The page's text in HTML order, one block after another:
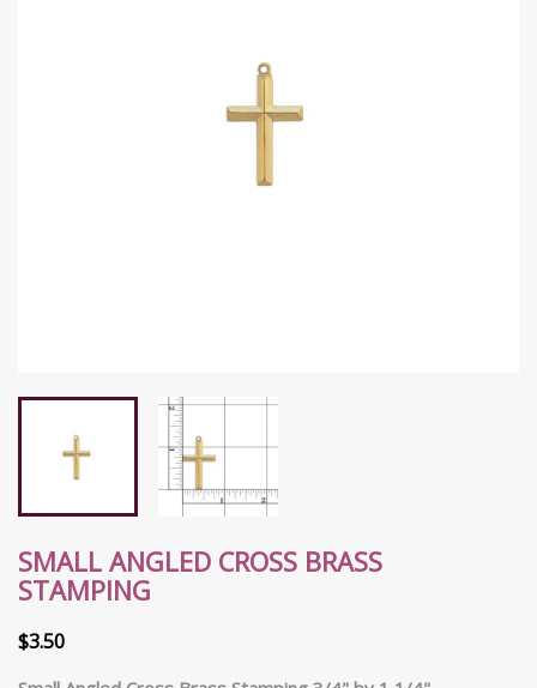
SMALL ANGLED CROSS BRASS
STAMPING
$3.50